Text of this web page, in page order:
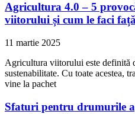
Agricultura 4.0 – 5
viitorului și cum le faci
11 martie 2025
Agricultura viitorului este definită
sustenabilitate. Cu toate acestea,
vine la pachet
Sfaturi pentru drumurile